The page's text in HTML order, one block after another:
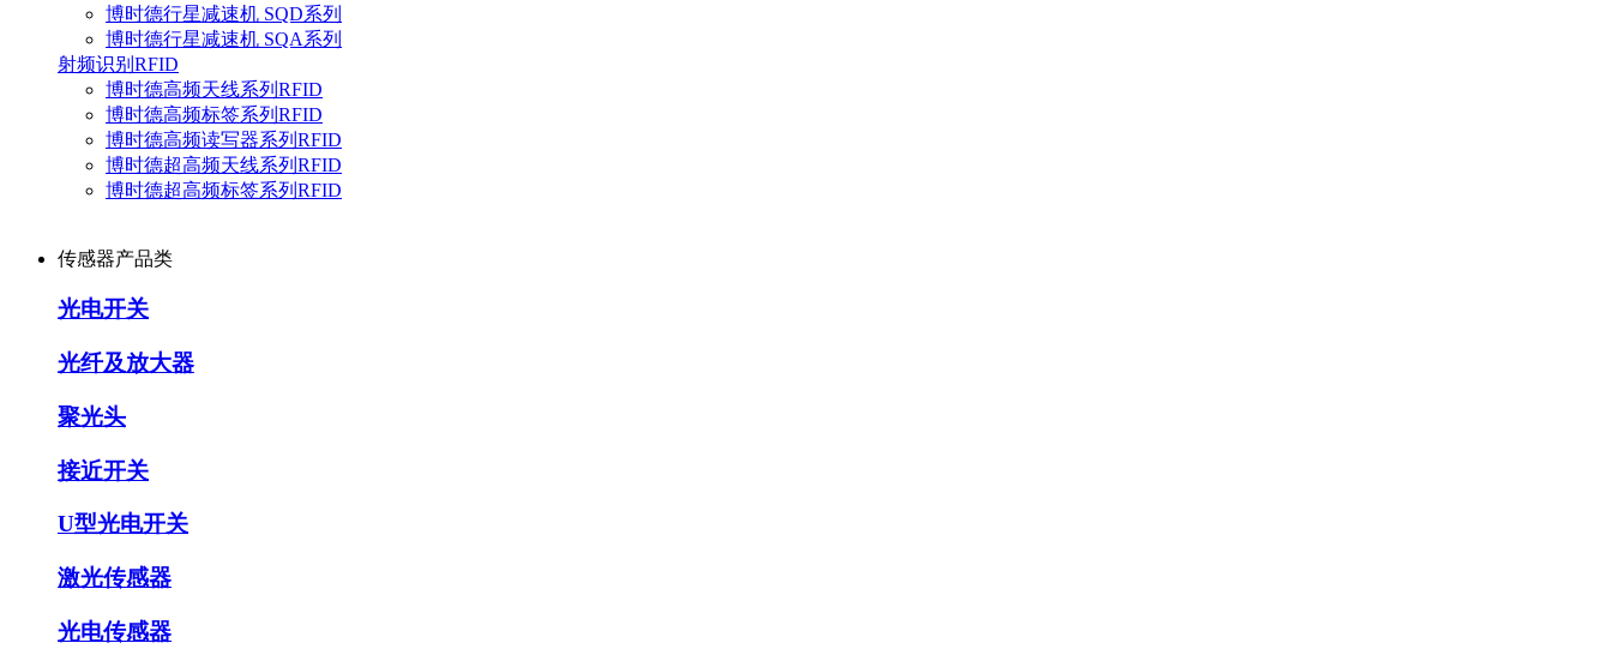
博时德行星减速机 SQD系列
博时德行星减速机 SQA系列
射频识别RFID
博时德高频天线系列RFID
博时德高频标签系列RFID
博时德高频读写器系列RFID
博时德超高频天线系列RFID
博时德超高频标签系列RFID
传感器产品类
光电开关
光纤及放大器
聚光头
接近开关
U型光电开关
激光传感器
光电传感器